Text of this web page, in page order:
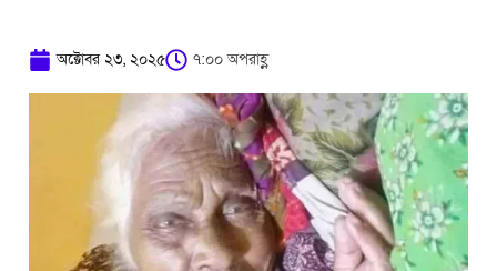
অক্টোবর ২৩, ২০২৫ ৭:০০ অপরাহ্ণ